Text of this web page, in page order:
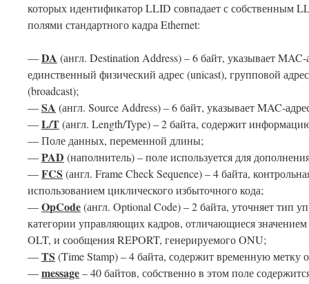
которых идентификатор LLID совпадает с собственным
полями стандартного кадра Ethernet:
—DA (англ. Destination Address) – 6 байт, указывает
единственный физический адрес (unicast), групповой
(broadcast);
—SA (англ. Source Address) – 6 байт, указывает MAC-
—L/T(англ. Length/Type) – 2 байта, содержит
— Поле данных, переменной длины;
—PAD (наполнитель) – поле используется для
—FCS (англ. Frame Check Sequence) – 4 байта,
использованием циклического избыточного кода;
—OpCode(англ. Optional Code) – 2 байта, уточняет тип
категории управляющих кадров, отличающиеся
OLT, и сообщения REPORT, генерируемого ONU;
—TS (Time Stamp) – 4 байта, содержит временную метку
—message– 40 байтов, собственно в этом поле